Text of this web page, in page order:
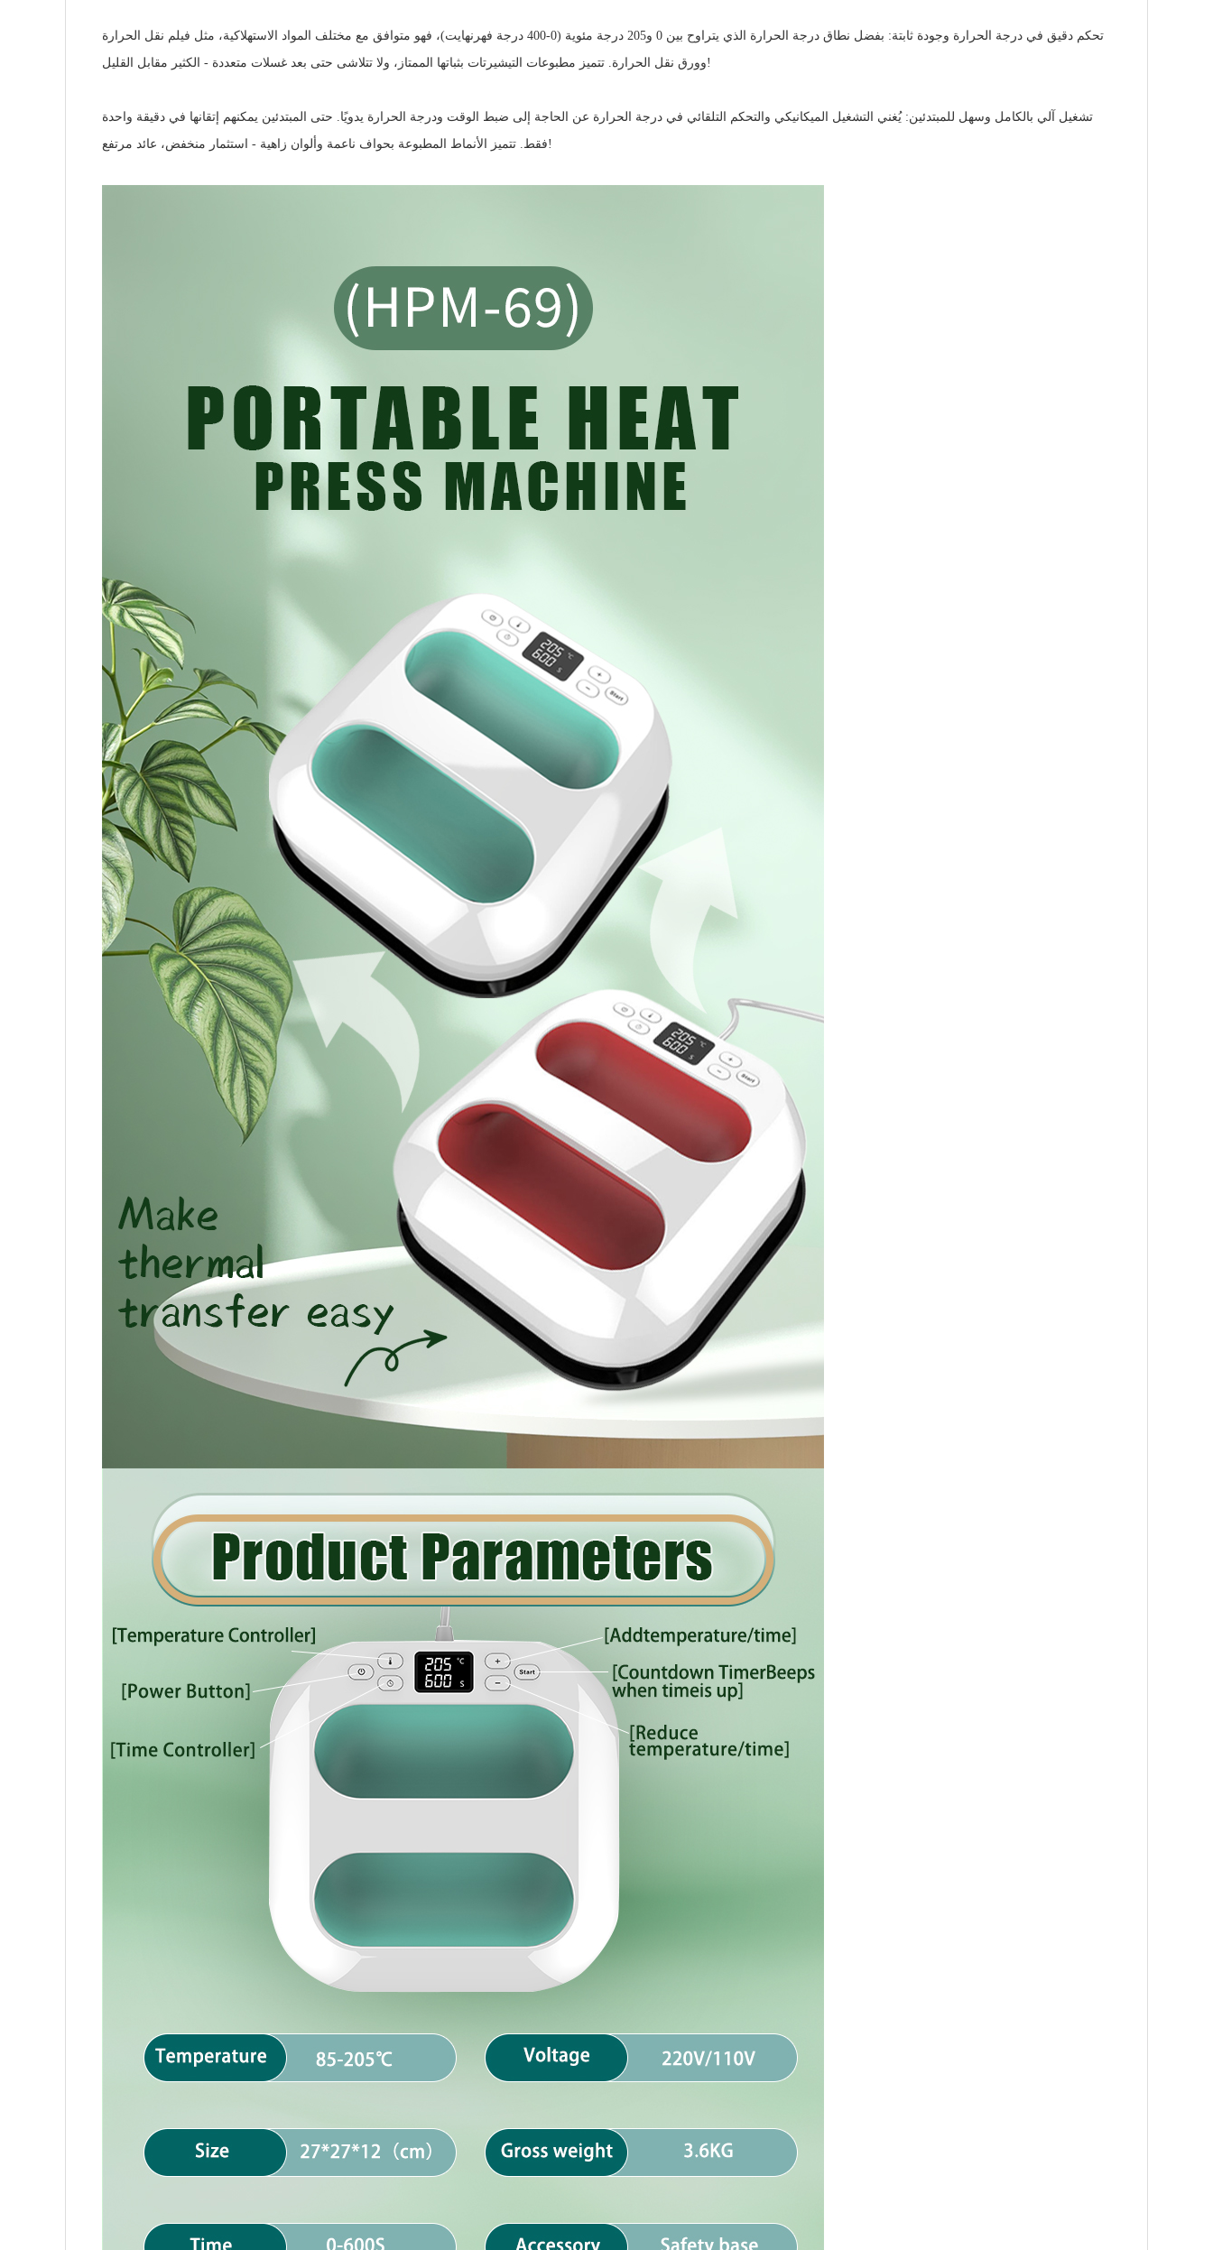
تحكم دقيق في درجة الحرارة وجودة ثابتة: بفضل نطاق درجة الحرارة الذي يتراوح بين 0 و205 درجة مئوية (0-400 درجة فهرنهايت)، فهو متوافق مع مختلف المواد الاستهلاكية، مثل فيلم نقل الحرارة
وورق نقل الحرارة. تتميز مطبوعات التيشيرتات بثباتها الممتاز، ولا تتلاشى حتى بعد غسلات متعددة - الكثير مقابل القليل!
تشغيل آلي بالكامل وسهل للمبتدئين: يُغني التشغيل الميكانيكي والتحكم التلقائي في درجة الحرارة عن الحاجة إلى ضبط الوقت ودرجة الحرارة يدويًا. حتى المبتدئين يمكنهم إتقانها في دقيقة واحدة
فقط. تتميز الأنماط المطبوعة بحواف ناعمة وألوان زاهية - استثمار منخفض، عائد مرتفع!